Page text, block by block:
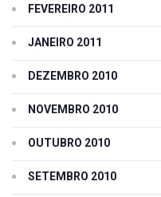
FEVEREIRO 2011
JANEIRO 2011
DEZEMBRO 2010
NOVEMBRO 2010
OUTUBRO 2010
SETEMBRO 2010